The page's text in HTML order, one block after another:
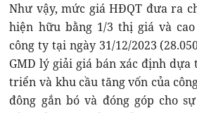
Như vậy, mức giá HĐQT đưa ra
hiện hữu bằng 1/3 thị giá và
công ty tại ngày 31/12/2023
GMD lý giải giá bán xác định
triển và khu cầu tăng vốn của
đông gắn bó và đóng góp cho